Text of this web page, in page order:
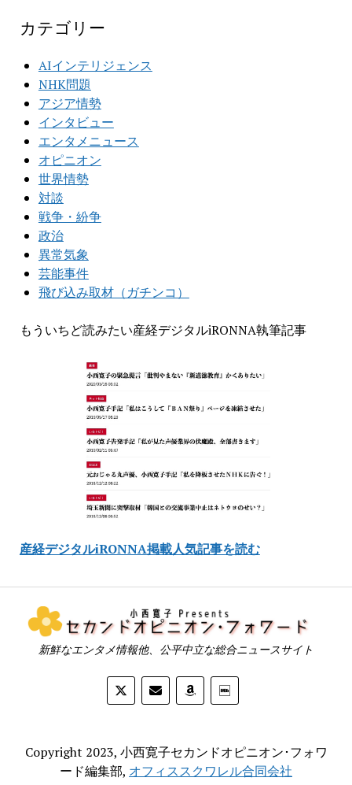
カテゴリー
AIインテリジェンス
NHK問題
アジア情勢
インタビュー
エンタメニュース
オピニオン
世界情勢
対談
戦争・紛争
政治
異常気象
芸能事件
飛び込み取材（ガチンコ）
もういちど読みたい産経デジタルiRONNA執筆記事
産経デジタルiRONNA掲載人気記事を読む
新鮮なエンタメ情報他、公平中立な総合ニュースサイト
Copyright 2023, 小西寛子セカンドオピニオン･フォワ
ード編集部, オフィススクワレル合同会社